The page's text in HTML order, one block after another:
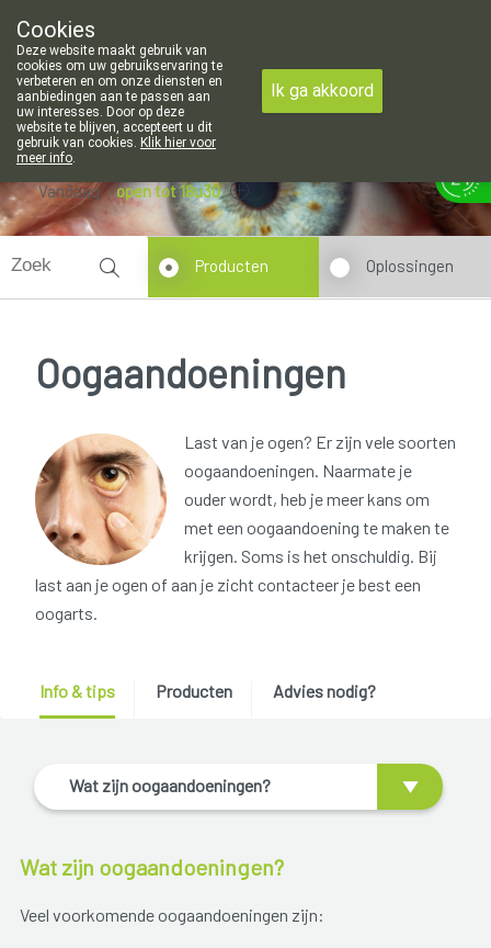
voor de apotheek in Attenhoven: dinsdag gesloten
011/88 14 74
Vandaag open tot 18u30
Producten Oplossingen
Oogaandoeningen
Last van je ogen? Er zijn vele soorten
oogaandoeningen. Naarmate je
ouder wordt, heb je meer kans om
met een oogaandoening te maken te
krijgen. Soms is het onschuldig. Bij
last aan je ogen of aan je zicht contacteer je best een
oogarts.
Info & tips Producten Advies nodig?
Wat zijn oogaandoeningen?
Wat zijn oogaandoeningen?
Veel voorkomende oogaandoeningen zijn:
Cookies
Deze website maakt gebruik van
cookies om uw gebruikservaring te
verbeteren en om onze diensten en
aanbiedingen aan te passen aan
uw interesses. Door op deze
website te blijven, accepteert u dit
gebruik van cookies. Klik hier voor
meer info.
Ik ga akkoord